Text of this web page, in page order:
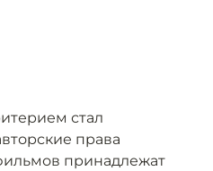
стал
права
принадлежат